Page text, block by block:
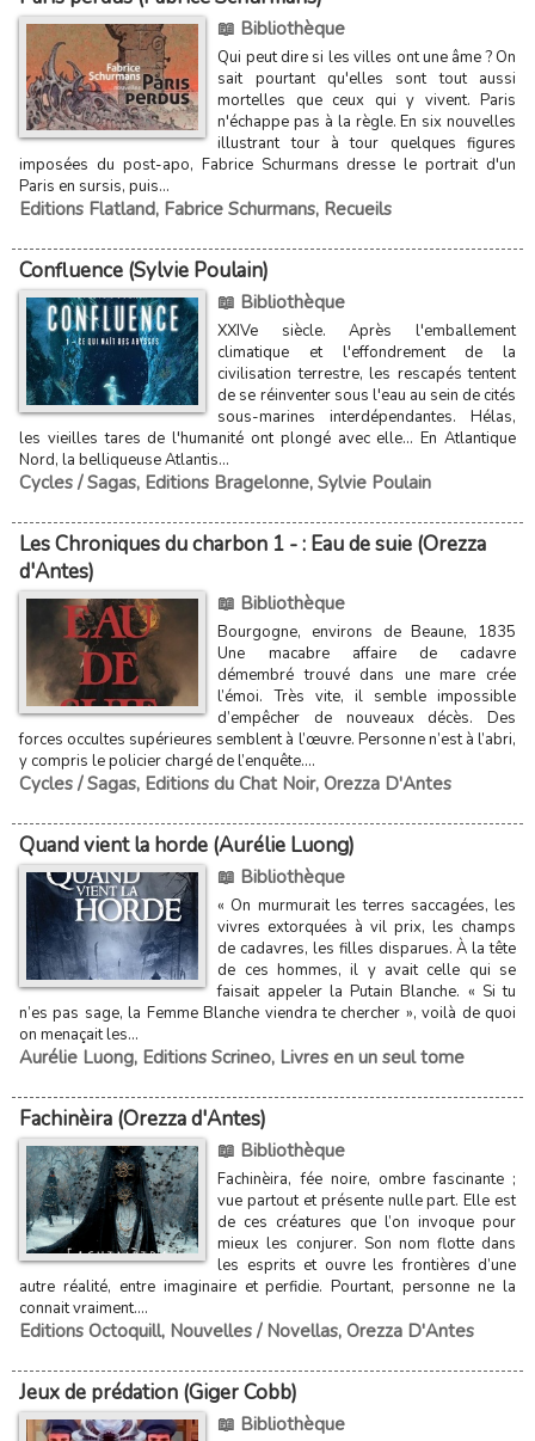
📖 Bibliothèque
Qui peut dire si les villes ont une âme ? On
sait pourtant qu'elles sont tout aussi
mortelles que ceux qui y vivent. Paris
n'échappe pas à la règle. En six nouvelles
illustrant tour à tour quelques figures
imposées du post-apo, Fabrice Schurmans dresse le portrait d'un
Paris en sursis, puis...
Editions Flatland, Fabrice Schurmans, Recueils
Confluence (Sylvie Poulain)
📖 Bibliothèque
XXIVe siècle. Après l'emballement
climatique et l'effondrement de la
civilisation terrestre, les rescapés tentent
de se réinventer sous l'eau au sein de cités
sous-marines interdépendantes. Hélas,
les vieilles tares de l'humanité ont plongé avec elle... En Atlantique
Nord, la belliqueuse Atlantis...
Cycles / Sagas, Editions Bragelonne, Sylvie Poulain
Les Chroniques du charbon 1 - : Eau de suie (Orezza
d'Antes)
📖 Bibliothèque
Bourgogne, environs de Beaune, 1835
Une macabre affaire de cadavre
démembré trouvé dans une mare crée
l’émoi. Très vite, il semble impossible
d’empêcher de nouveaux décès. Des
forces occultes supérieures semblent à l’œuvre. Personne n’est à l’abri,
y compris le policier chargé de l’enquête....
Cycles / Sagas, Editions du Chat Noir, Orezza D'Antes
Quand vient la horde (Aurélie Luong)
📖 Bibliothèque
« On murmurait les terres saccagées, les
vivres extorquées à vil prix, les champs
de cadavres, les filles disparues. À la tête
de ces hommes, il y avait celle qui se
faisait appeler la Putain Blanche. « Si tu
n’es pas sage, la Femme Blanche viendra te chercher », voilà de quoi
on menaçait les...
Aurélie Luong, Editions Scrineo, Livres en un seul tome
Fachinèira (Orezza d'Antes)
📖 Bibliothèque
Fachinèira, fée noire, ombre fascinante ;
vue partout et présente nulle part. Elle est
de ces créatures que l’on invoque pour
mieux les conjurer. Son nom flotte dans
les esprits et ouvre les frontières d’une
autre réalité, entre imaginaire et perfidie. Pourtant, personne ne la
connait vraiment....
Editions Octoquill, Nouvelles / Novellas, Orezza D'Antes
Jeux de prédation (Giger Cobb)
📖 Bibliothèque